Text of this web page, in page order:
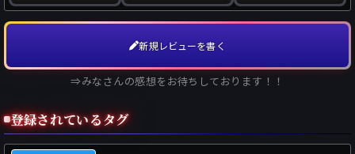
新規レビューを書く
⇒みなさんの感想をお待ちしております！！
登録されているタグ